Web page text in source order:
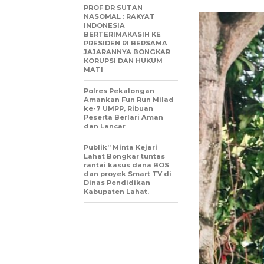
PROF DR SUTAN
NASOMAL : RAKYAT
INDONESIA
BERTERIMAKASIH KE
PRESIDEN RI BERSAMA
JAJARANNYA BONGKAR
KORUPSI DAN HUKUM
MATI
Polres Pekalongan
Amankan Fun Run Milad
ke-7 UMPP, Ribuan
Peserta Berlari Aman
dan Lancar
Publik” Minta Kejari
Lahat Bongkar tuntas
rantai kasus dana BOS
dan proyek Smart TV di
Dinas Pendidikan
Kabupaten Lahat.